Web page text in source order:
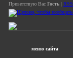
Приветствую Вас Гость | RSS
меню сайта